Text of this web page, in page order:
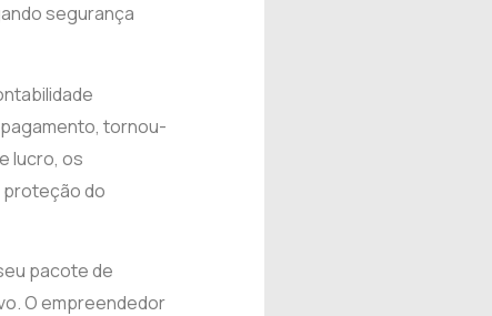
segurança
tornou-
lucro, os
proteção do
pacote de
O empreendedor